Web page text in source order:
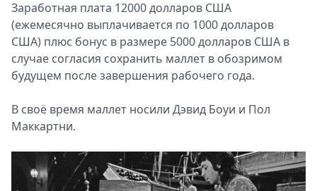
Заработная плата 12000 долларов США
(ежемесячно выплачивается по 1000 долларов
США) плюс бонус в размере 5000 долларов США в
случае согласия сохранить маллет в обозримом
будущем после завершения рабочего года.
В своё время маллет носили Дэвид Боуи и Пол
Маккартни.